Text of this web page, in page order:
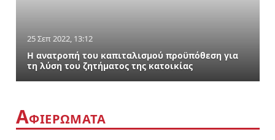
25 Σεπ 2022, 13:12
Η ανατροπή του καπιταλισμού προϋπόθεση για
τη λύση του ζητήματος της κατοικίας
ΑΦΙΕΡΩΜΑΤΑ